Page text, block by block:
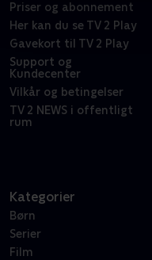
Priser og abonnement
Her kan du se TV 2 Play
Gavekort til TV 2 Play
Support og
Kundecenter
Vilkår og betingelser
TV 2 NEWS i offentligt
rum
Kategorier
Børn
Serier
Film